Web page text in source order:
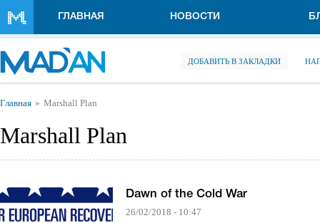
ГЛАВНАЯ НОВОСТИ
ДОБАВИТЬ В ЗАКЛАДКИ
Вы здесь
Главная Marshall Plan
Marshall Plan
Dawn of the Cold War
26/02/2018 - 10:47